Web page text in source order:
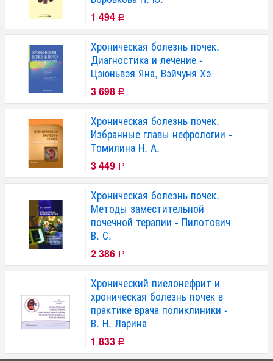
1 494 Р
Хроническая болезнь почек.
Диагностика и лечение -
Цзюньвэя Яна, Вэйчуня Хэ
3 698 Р
Хроническая болезнь почек.
Избранные главы нефрологии -
Томилина Н. А.
3 449 Р
Хроническая болезнь почек.
Методы заместительной
почечной терапии - Пилотович
В. С.
2 386 Р
Хронический пиелонефрит и
хроническая болезнь почек в
практике врача поликлиники -
В. Н. Ларина
1 833 Р